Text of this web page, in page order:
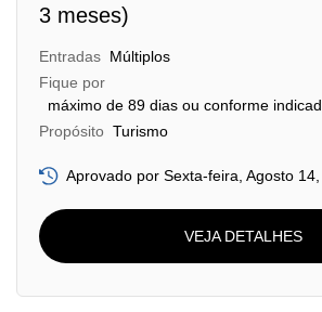
3 meses)
Entradas Múltiplos
Fique por
máximo de 89 dias ou conforme
Propósito Turismo
Aprovado por Sexta-feira, Agosto
VEJA DETALHES